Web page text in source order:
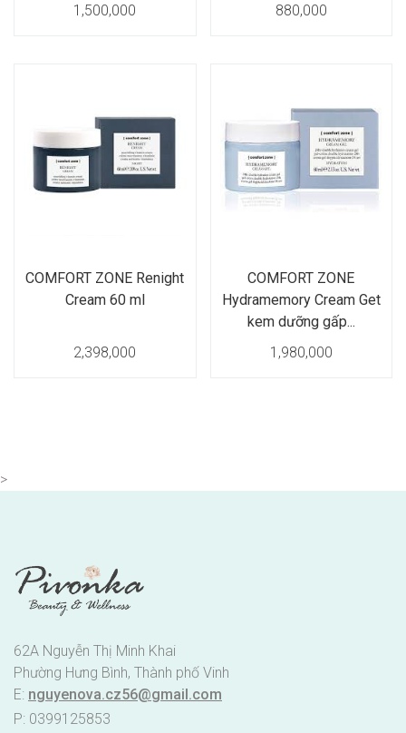
1,500,000
880,000
COMFORT ZONE Renight
Cream 60 ml
2,398,000
COMFORT ZONE
Hydramemory Cream Get
kem dưỡng gấp...
1,980,000
>
62A Nguyễn Thị Minh Khai
Phường Hưng Bình, Thành phố Vinh
E: nguyenova.cz56@gmail.com
P: 0399125853